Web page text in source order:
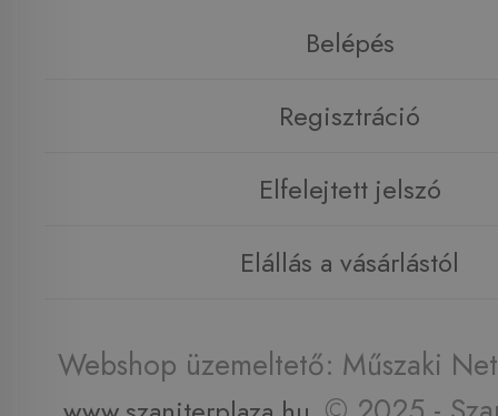
Belépés
Regisztráció
Elfelejtett jelszó
Elállás a vásárlástól
Webshop üzemeltető: Műszaki